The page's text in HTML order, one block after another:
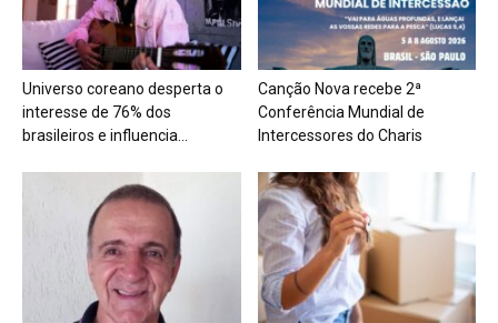
Universo coreano desperta o
interesse de 76% dos
brasileiros e influencia...
Canção Nova recebe 2ª
Conferência Mundial de
Intercessores do Charis